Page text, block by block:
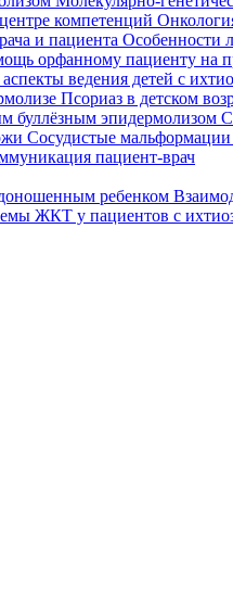
компетенций
и пациента Особенности
орфанному пациенту на
ведения детей с
Псориаз в детском
буллёзным эпидермолизом
Сосудистые мальформации
пациент-врач
ребенком
ЖКТ у пациентов с